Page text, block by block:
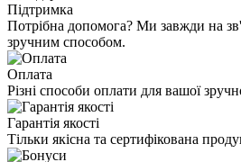
Підтримка
Потрібна допомога? Ми завжди на
зручним способом.
Оплата
Різні способи оплати для вашої
Гарантія якості
Тільки якісна та сертифікована